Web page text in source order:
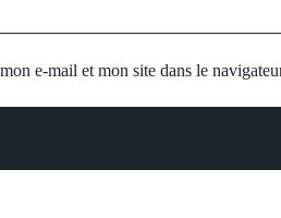
e-mail et mon site dans le